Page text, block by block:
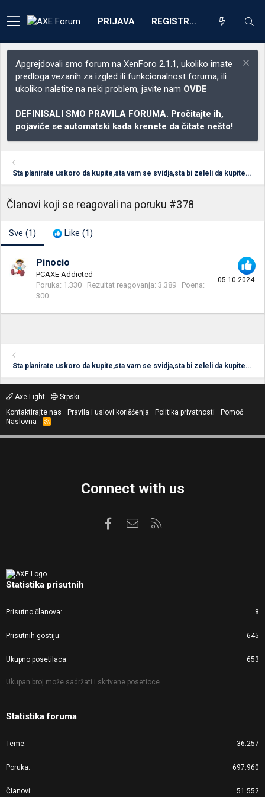
PRIJAVA REGISTRACIJA
Apgrejdovali smo forum na XenForo 2.1.1, ukoliko imate
predloga vezanih za izgled ili funkcionalnost foruma, ili
ukoliko naletite na neki problem, javite nam OVDE
DEFINISALI SMO PRAVILA FORUMA. Pročitajte ih,
pojaviće se automatski kada krenete da čitate nešto!
Sta planirate uskoro da kupite,sta vam se svidja,sta bi zeleli da kupite tj. na sta ste "bacili oko"!? :)
Članovi koji se reagovali na poruku #378
Sve (1) Like (1)
05.10.2024.
Pinocio
PCAXE Addicted
Poruka 1.330 Rezultat reagovanja 3.389
Poena
300
Sta planirate uskoro da kupite,sta vam se svidja,sta bi zeleli da kupite tj. na sta ste "bacili oko"!? :)
Axe Light
Srpski
Kontaktirajte nas
Pravila i uslovi korišćenja Politika privatnosti
Pomoć
Naslovna
R
S
Connect with us
FacebookKontaktirajte nas
Statistika prisutnih
Prisutno članova 8
Prisutnih gostiju 645
Ukupno posetilaca 653
Ukupan broj može sadržati i skrivene posetioce.
Statistika foruma
Teme 36.257
Poruka 697.960
Članovi 51.552